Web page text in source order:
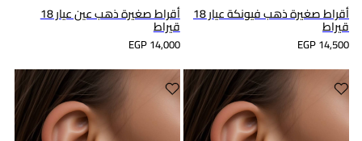
أقراط صغيرة ذهب فيونكة عيار 18
قيراط
EGP 14,500
أقراط صغيرة ذهب عين عيار 18
قيراط
EGP 14,000